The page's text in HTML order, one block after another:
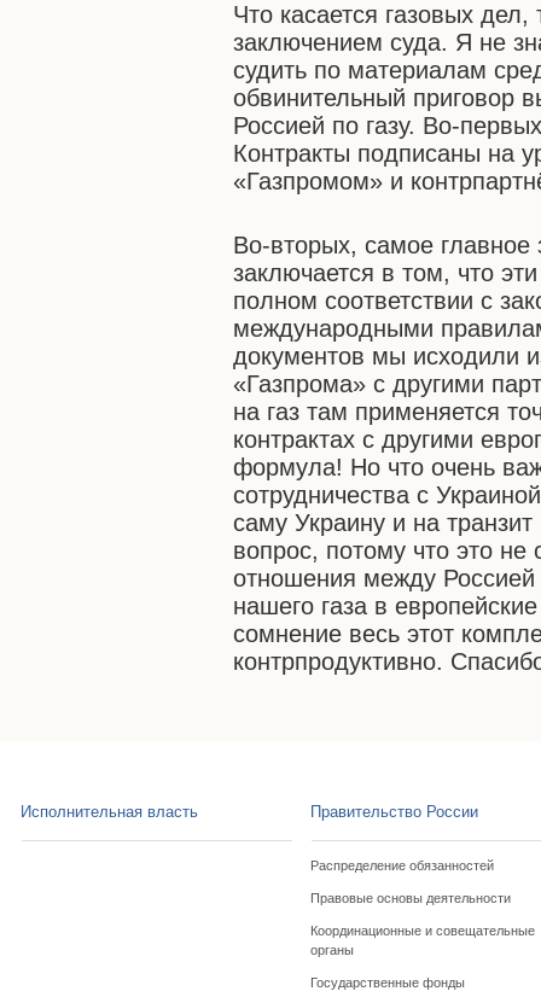
Что касается газовых
заключением суда. Я не
судить по материалам
обвинительный приговор
Россией по газу. Во-
Контракты подписаны на
«Газпромом» и
Во-вторых, самое
заключается в том, что
полном соответствии с
международными
документов мы исходили
«Газпрома» с другими
на газ там применяется
контрактах с другими
формула! Но что очень
сотрудничества с
саму Украину и на
вопрос, потому что это не
отношения между Россией
нашего газа в
сомнение весь этот
контрпродуктивно.
Исполнительная власть Правительство России
Распределение обязанностей
Правовые основы деятельности
Координационные и совещательные
органы
Государственные фонды